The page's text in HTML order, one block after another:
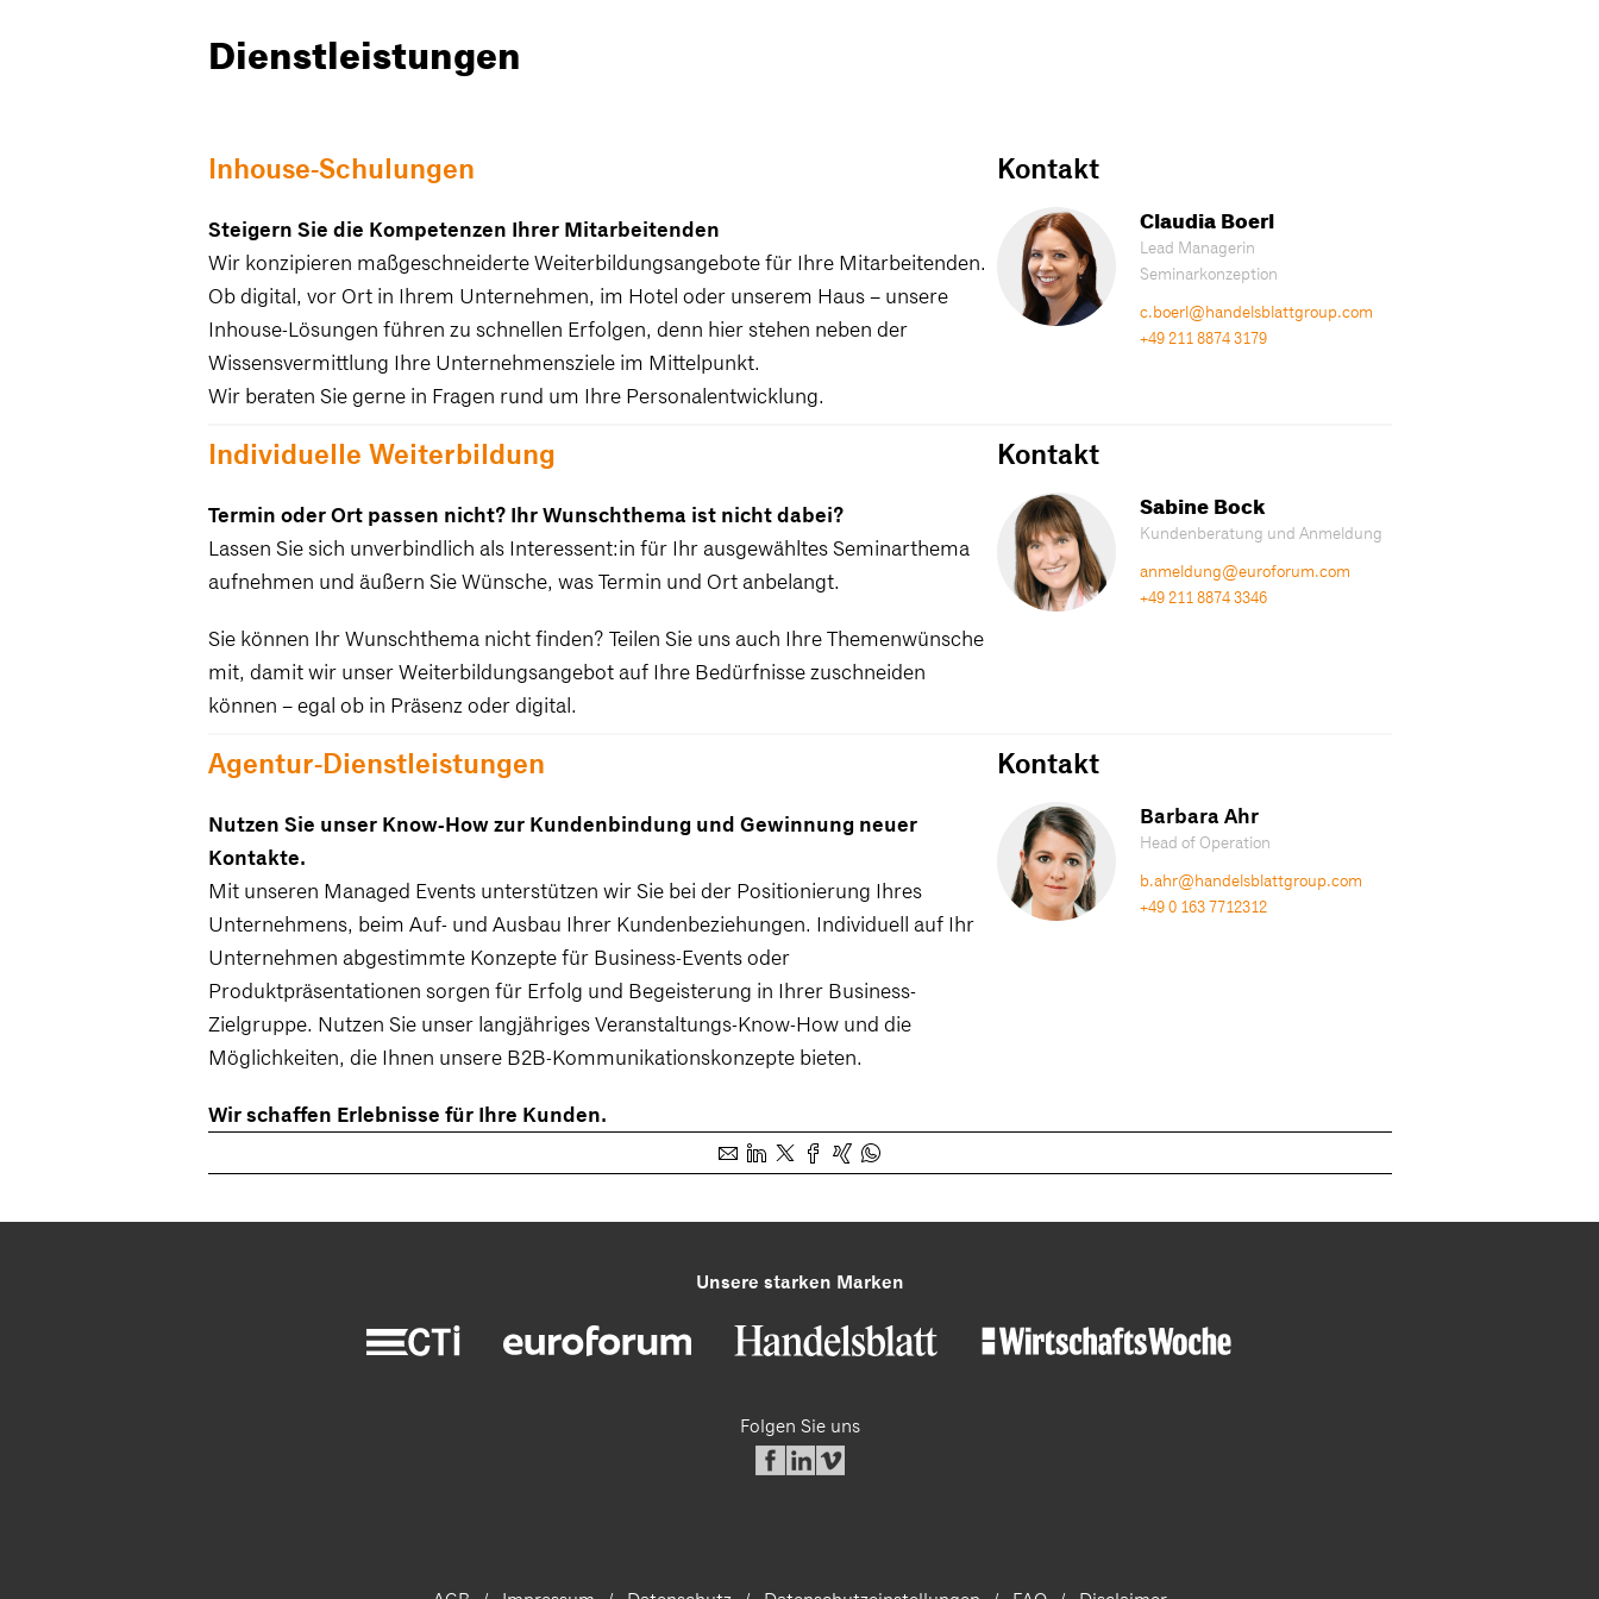
Dienstleistungen
Inhouse-Schulungen
Steigern Sie die Kompetenzen Ihrer Mitarbeitenden
Wir konzipieren maßgeschneiderte Weiterbildungsangebote für Ihre Mitarbeitenden.
Ob digital, vor Ort in Ihrem Unternehmen, im Hotel oder unserem Haus – unsere
Inhouse-Lösungen führen zu schnellen Erfolgen, denn hier stehen neben der
Wissensvermittlung Ihre Unternehmensziele im Mittelpunkt.
Wir beraten Sie gerne in Fragen rund um Ihre Personalentwicklung.
Kontakt
Claudia Boerl
Lead Managerin
Seminarkonzeption
c.boerl@handelsblattgroup.com
+49 211 8874 3179
Individuelle Weiterbildung
Termin oder Ort passen nicht? Ihr Wunschthema ist nicht dabei?
Lassen Sie sich unverbindlich als Interessent:in für Ihr ausgewähltes Seminarthema
aufnehmen und äußern Sie Wünsche, was Termin und Ort anbelangt.
Sie können Ihr Wunschthema nicht finden? Teilen Sie uns auch Ihre Themenwünsche
mit, damit wir unser Weiterbildungsangebot auf Ihre Bedürfnisse zuschneiden
können – egal ob in Präsenz oder digital.
Kontakt
Sabine Bock
Kundenberatung und Anmeldung
anmeldung@euroforum.com
+49 211 8874 3346
Agentur-Dienstleistungen
Nutzen Sie unser Know-How zur Kundenbindung und Gewinnung neuer
Kontakte.
Mit unseren Managed Events unterstützen wir Sie bei der Positionierung Ihres
Unternehmens, beim Auf- und Ausbau Ihrer Kundenbeziehungen. Individuell auf Ihr
Unternehmen abgestimmte Konzepte für Business-Events oder
Produktpräsentationen sorgen für Erfolg und Begeisterung in Ihrer Business-
Zielgruppe. Nutzen Sie unser langjähriges Veranstaltungs-Know-How und die
Möglichkeiten, die Ihnen unsere B2B-Kommunikationskonzepte bieten.
Wir schaffen Erlebnisse für Ihre Kunden.
Kontakt
Barbara Ahr
Head of Operation
b.ahr@handelsblattgroup.com
+49 0 163 7712312
Unsere starken Marken
Folgen Sie uns